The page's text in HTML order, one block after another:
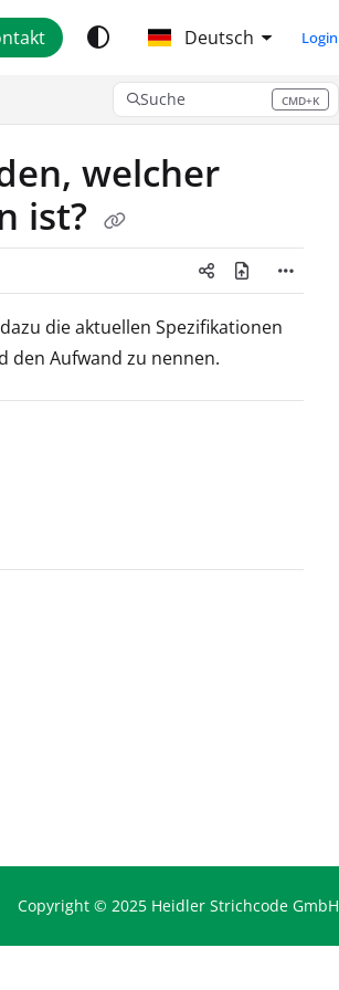
Deutsch Login
Suche CMD+K
Press CMD+K to open search
welcher
ist?
die aktuellen Spezifikationen
den Aufwand zu nennen.
Copyright © 2025 Heidler Strichcode GmbH